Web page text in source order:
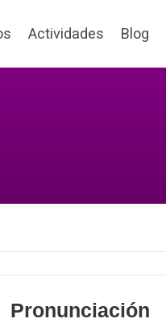
Actividades Blog
Pronunciación